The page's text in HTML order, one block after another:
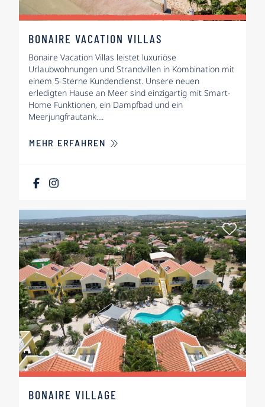
BONAIRE VACATION VILLAS
Bonaire Vacation Villas leistet luxuriöse
Urlaubwohnungen und Strandvillen in Kombination mit
einem 5-Sterne Kundendienst. Unsere neuen
erledigten Hause an Meer sind einzigartig mit Smart-
Home Funktionen, ein Dampfbad und ein
Meerjungfrautank....
MEHR ERFAHREN ÜBER BONAIRE VACATION VILLAS
Als
BONAIRE VILLAGE